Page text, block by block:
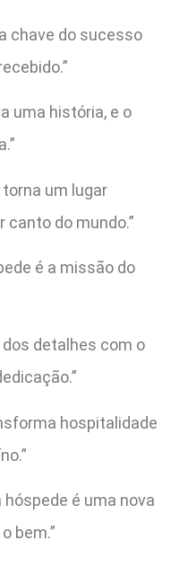
chave do sucesso
uma história, e o
um lugar
canto do mundo.”
é a missão do
dos detalhes com o
hospitalidade
hóspede é uma nova
bem.”